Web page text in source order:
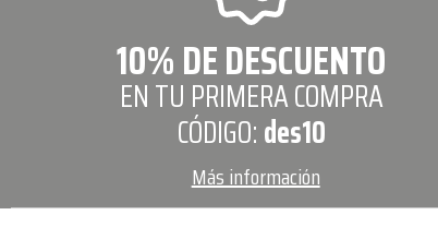
10% DE DESCUENTO
EN TU PRIMERA COMPRA
CÓDIGO:des10
Más información